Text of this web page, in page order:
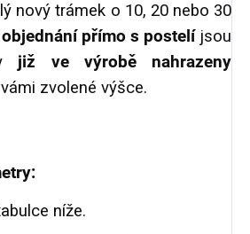
nový trámek o 10, 20 nebo 30
přímo s postelíjsou
již ve výrobě nahrazeny
zvolené výšce.
níže.